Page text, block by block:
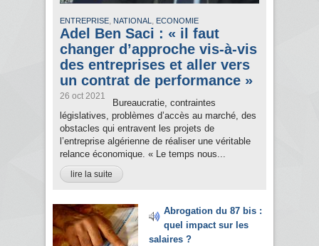
ENTREPRISE, NATIONAL , ECONOMIE
Adel Ben Saci : « il faut
changer d’approche vis-à-vis
des entreprises et aller vers
un contrat de performance »
26 oct 2021
Bureaucratie, contraintes
législatives, problèmes d’accès au marché, des
obstacles qui entravent les projets de
l’entreprise algérienne de réaliser une véritable
relance économique. « Le temps nous...
lire la suite
Abrogation du 87 bis :
quel impact sur les
salaires ?